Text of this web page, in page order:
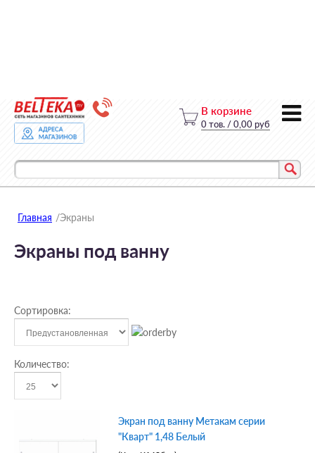
В корзине
Главная /Экраны
Экраны под ванну
Сортировка:
Количество:
Экран под ванну Метакам серии
"Кварт" 1,48 Белый